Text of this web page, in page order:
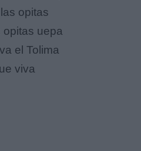
opitas
opitas uepa
el Tolima
viva